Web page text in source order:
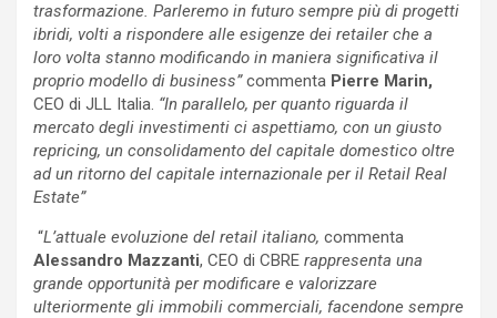
trasformazione. Parleremo in futuro sempre più di progetti
ibridi, volti a rispondere alle esigenze dei retailer che a
loro volta stanno modificando in maniera significativa il
proprio modello di business”commenta Pierre Marin,
CEO di JLL Italia. “In parallelo, per quanto riguarda il
mercato degli investimenti ci aspettiamo, con un giusto
repricing, un consolidamento del capitale domestico oltre
ad un ritorno del capitale internazionale per il Retail Real
Estate”
“L’attuale evoluzione del retail italiano, commenta
Alessandro Mazzanti, CEO di CBRE rappresenta una
grande opportunità per modificare e valorizzare
ulteriormente gli immobili commerciali, facendone sempre